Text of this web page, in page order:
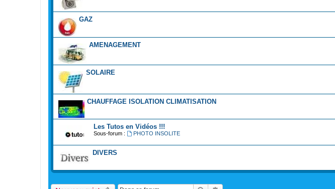
GAZ
AMENAGEMENT
SOLAIRE
CHAUFFAGE ISOLATION CLIMATISATION
Les Tutos en Vidéos !!!
Sous-forum : PHOTO INSOLITE
DIVERS